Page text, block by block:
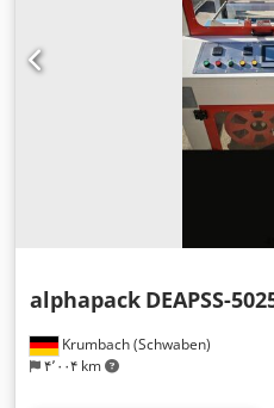
Krumbach (Schwaben)
۴٬۰۰۴ km
alphapack DEAPSS-